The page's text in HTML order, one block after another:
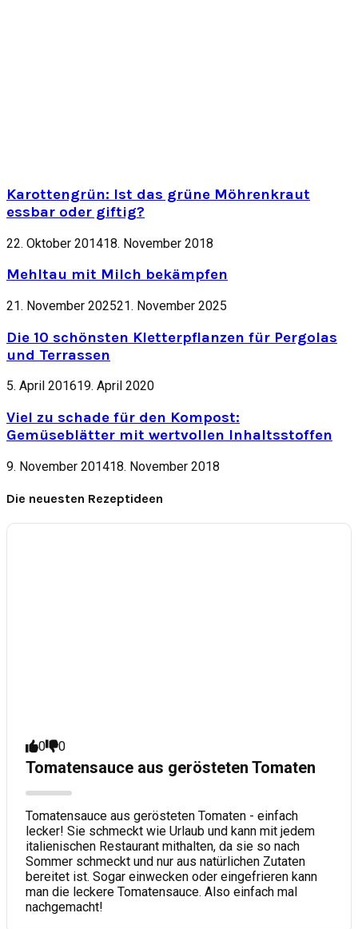
Karottengrün: Ist das grüne Möhrenkraut
essbar oder giftig?
22. Oktober 201418. November 2018
Mehltau mit Milch bekämpfen
21. November 202521. November 2025
Die 10 schönsten Kletterpflanzen für Pergolas
und Terrassen
5. April 201619. April 2020
Viel zu schade für den Kompost:
Gemüseblätter mit wertvollen Inhaltsstoffen
9. November 201418. November 2018
Die neuesten Rezeptideen
0 0
Tomatensauce aus gerösteten Tomaten
Tomatensauce aus gerösteten Tomaten - einfach
lecker! Sie schmeckt wie Urlaub und kann mit jedem
italienischen Restaurant mithalten, da sie so nach
Sommer schmeckt und nur aus natürlichen Zutaten
bereitet ist. Sogar einwecken oder eingefrieren kann
man die leckere Tomatensauce. Also einfach mal
nachgemacht!